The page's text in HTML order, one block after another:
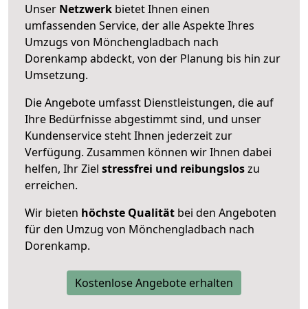
Unser Netzwerk bietet Ihnen einen
umfassenden Service, der alle Aspekte Ihres
Umzugs von Mönchengladbach nach
Dorenkamp abdeckt, von der Planung bis hin zur
Umsetzung.
Die Angebote umfasst Dienstleistungen, die auf
Ihre Bedürfnisse abgestimmt sind, und unser
Kundenservice steht Ihnen jederzeit zur
Verfügung. Zusammen können wir Ihnen dabei
helfen, Ihr Ziel stressfrei und reibungsloszu
erreichen.
Wir bieten höchste Qualität bei den Angeboten
für den Umzug von Mönchengladbach nach
Dorenkamp.
Kostenlose Angebote erhalten